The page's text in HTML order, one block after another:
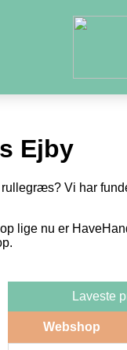
Ejby
Vi har
lige nu er
Laveste
Webshop